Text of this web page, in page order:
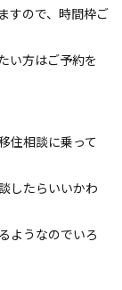
すので、時間枠ご
い方はご予約を
住相談に乗って
したらいいかわ
ようなのでいろ